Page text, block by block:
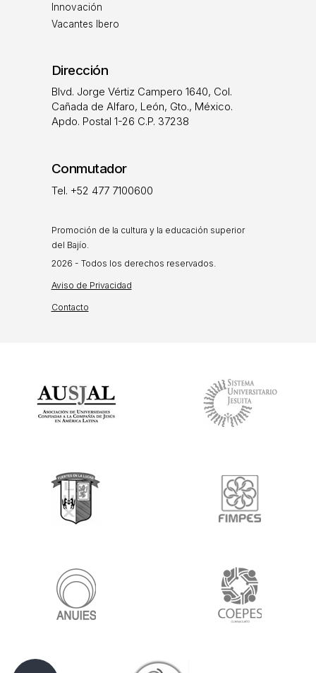
Innovación
Vacantes Ibero
Dirección
Blvd. Jorge Vértiz Campero 1640, Col.
Cañada de Alfaro, León, Gto., México.
Apdo. Postal 1-26 C.P. 37238
Conmutador
Tel. +52 477 7100600
Promoción de la cultura y la educación superior
del Bajío.
2026 - Todos los derechos reservados.
Aviso de Privacidad
Contacto